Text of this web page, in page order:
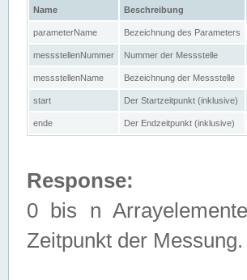
Name Beschreibung
parameterName Bezeichnung des Parameters
messstellenNummer Nummer der Messstelle
messstellenName Bezeichnung der Messstelle
start Der Startzeitpunkt (inklusive)
ende Der Endzeitpunkt (inklusive)
Response:
0 bis n
Zeitpunkt der Messung.